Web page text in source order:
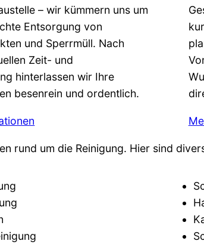
– wir kümmern uns um
Entsorgung von
und Sperrmüll. Nach
Zeit- und
hinterlassen wir Ihre
besenrein und ordentlich.
rund um die Reinigung. Hier sind